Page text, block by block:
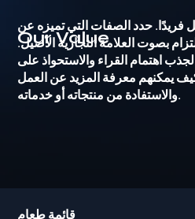
فريدًا. حدد الصفات التي تميزه عن
بصوت العلامة التجارية الأصيل.
اهتمام القراء والاستحواذ على
يمكنهم معرفة المزيد عن العمل
والاستفادة من منتجاته أو خدماته.
Our Value
قائمة طعام